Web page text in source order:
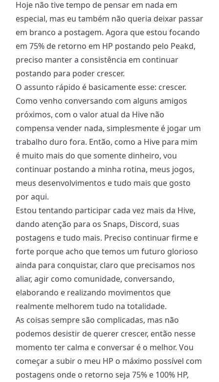
Hoje não tive tempo de pensar em nada em
especial, mas eu também não queria deixar passar
em branco a postagem. Agora que estou focando
em 75% de retorno em HP postando pelo Peakd,
preciso manter a consistência em continuar
postando para poder crescer.
O assunto rápido é basicamente esse: crescer.
Como venho conversando com alguns amigos
próximos, com o valor atual da Hive não
compensa vender nada, simplesmente é jogar um
trabalho duro fora. Então, como a Hive para mim
é muito mais do que somente dinheiro, vou
continuar postando a minha rotina, meus jogos,
meus desenvolvimentos e tudo mais que gosto
por aqui.
Estou tentando participar cada vez mais da Hive,
dando atenção para os Snaps, Discord, suas
postagens e tudo mais. Preciso continuar firme e
forte porque acho que temos um futuro glorioso
ainda para conquistar, claro que precisamos nos
aliar, agir como comunidade, conversando,
elaborando e realizando movimentos que
realmente melhorem tudo na totalidade.
As coisas sempre são complicadas, mas não
podemos desistir de querer crescer, então nesse
momento ter calma e conversar é o melhor. Vou
começar a subir o meu HP o máximo possível com
postagens onde o retorno seja 75% e 100% HP,